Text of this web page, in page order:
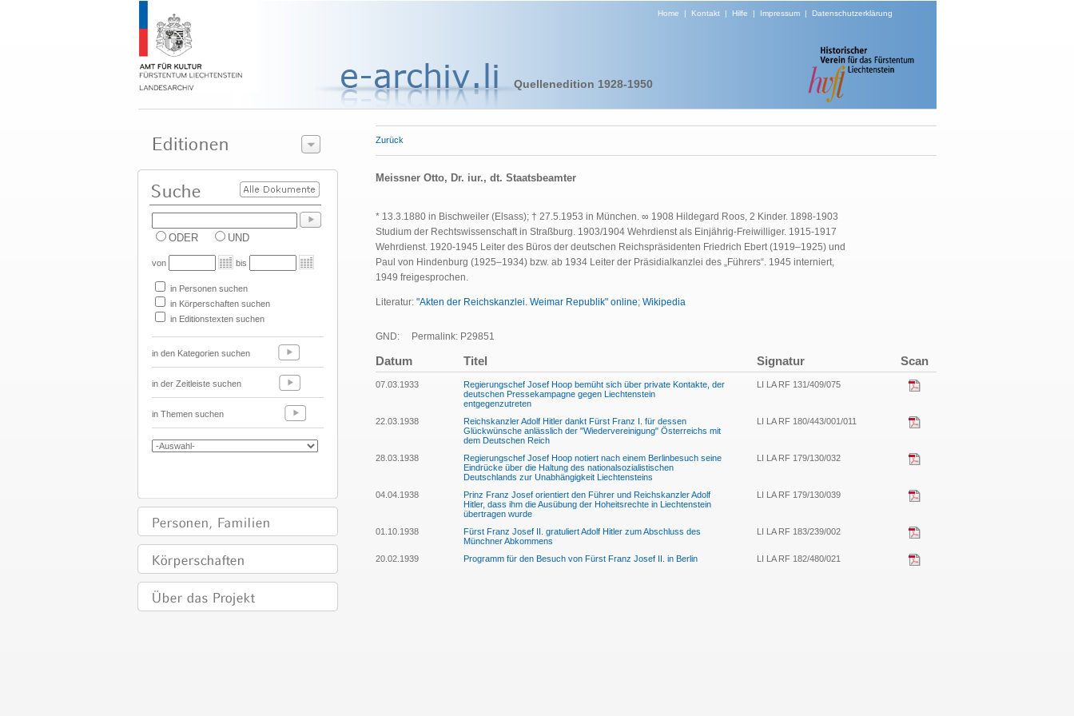
Home | Kontakt| Hilfe | Impressum| Datenschutzerklärung
Quellenedition 1928-1950
ODER UND
von bis
in Personen suchen
in Körperschaften suchen
in Editionstexten suchen
in den Kategorien suchen
in der Zeitleiste suchen
in Themen suchen
Zurück
Meissner Otto, Dr. iur., dt. Staatsbeamter
* 13.3.1880 in Bischweiler (Elsass); † 27.5.1953 in München. ∞ 1908 Hildegard Roos, 2 Kinder. 1898-1903
Studium der Rechtswissenschaft in Straßburg. 1903/1904 Wehrdienst als Einjährig-Freiwilliger. 1915-1917
Wehrdienst. 1920-1945 Leiter des Büros der deutschen Reichspräsidenten Friedrich Ebert (1919–1925) und
Paul von Hindenburg (1925–1934) bzw. ab 1934 Leiter der Präsidialkanzlei des „Führers“. 1945 interniert,
1949 freigesprochen.
Literatur: "Akten der Reichskanzlei. Weimar Republik" online; Wikipedia
GND: Permalink: P29851
Datum Titel Signatur Scan
07.03.1933
Regierungschef Josef Hoop bemüht sich über private Kontakte, der
deutschen Pressekampagne gegen Liechtenstein
entgegenzutreten
LI LA RF 131/409/075
22.03.1938
Reichskanzler Adolf Hitler dankt Fürst Franz I. für dessen
Glückwünsche anlässlich der "Wiedervereinigung" Österreichs mit
dem Deutschen Reich
LI LA RF 180/443/001/011
28.03.1938
Regierungschef Josef Hoop notiert nach einem Berlinbesuch seine
Eindrücke über die Haltung des nationalsozialistischen
Deutschlands zur Unabhängigkeit Liechtensteins
LI LA RF 179/130/032
04.04.1938
Prinz Franz Josef orientiert den Führer und Reichskanzler Adolf
Hitler, dass ihm die Ausübung der Hoheitsrechte in Liechtenstein
übertragen wurde
LI LA RF 179/130/039
01.10.1938
Fürst Franz Josef II. gratuliert Adolf Hitler zum Abschluss des
Münchner Abkommens
LI LA RF 183/239/002
20.02.1939 Programm für den Besuch von Fürst Franz Josef II. in Berlin LI LA RF 182/480/021